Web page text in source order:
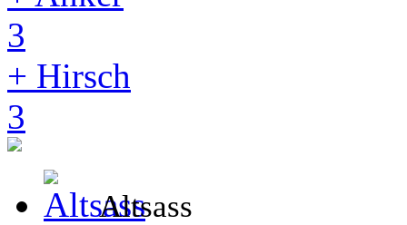
3
+ Hirsch
3
Altsass